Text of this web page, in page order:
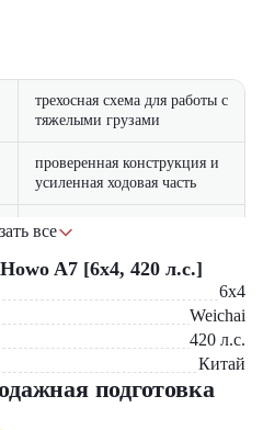
трехосная схема для работы с
тяжелыми грузами
проверенная конструкция и
усиленная ходовая часть
низкий расход топлива и
и эргономичная кабина
совместимость с
различными типами
полуприцепов
работы
грузами
все
A7 [6x4, 420 л.с.]
6x4
Weichai
420 л.с.
Китай
подготовка